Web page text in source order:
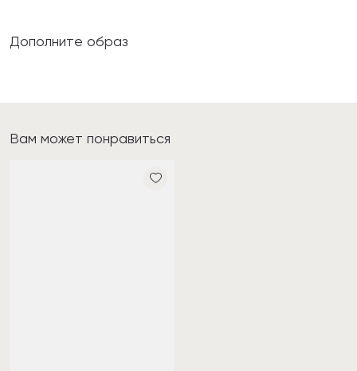
Дополните образ
Вам может понравиться